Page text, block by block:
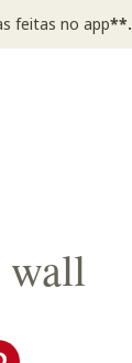
feitas no app**.